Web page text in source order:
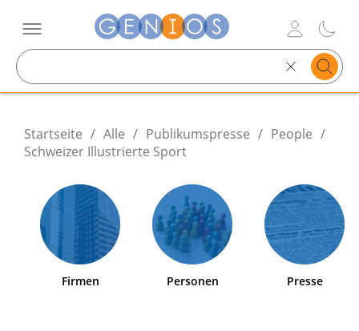
text
Startseite / Alle / Publikumspresse / People /
Schweizer Illustrierte Sport
Firmen Personen Presse